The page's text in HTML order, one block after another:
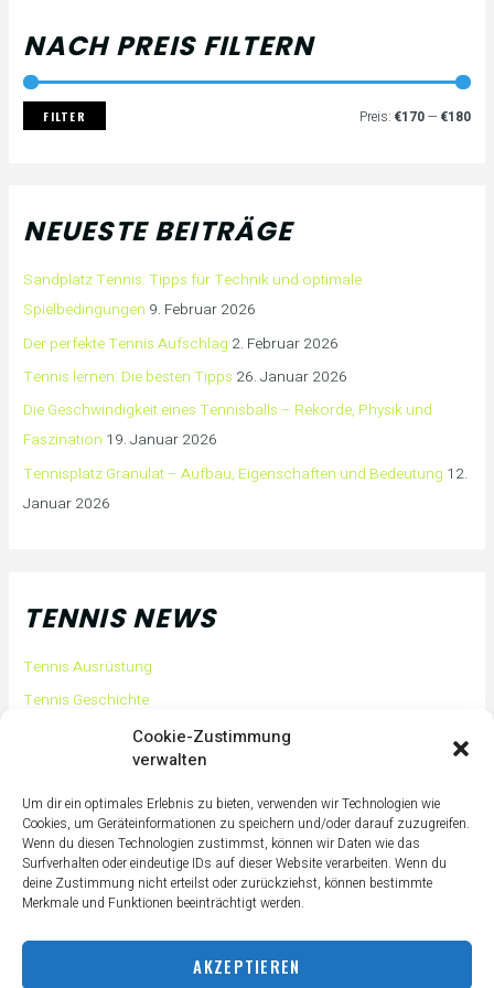
Cookie-Zustimmung
verwalten
Um dir ein optimales Erlebnis zu bieten, verwenden wir Technologien wie
Cookies, um Geräteinformationen zu speichern und/oder darauf zuzugreifen.
Wenn du diesen Technologien zustimmst, können wir Daten wie das
Surfverhalten oder eindeutige IDs auf dieser Website verarbeiten. Wenn du
deine Zustimmung nicht erteilst oder zurückziehst, können bestimmte
Merkmale und Funktionen beeinträchtigt werden.
AKZEPTIEREN
NACH PREIS FILTERN
FILTER Preis: €170— €180
NEUESTE BEITRÄGE
Sandplatz Tennis: Tipps für Technik und optimale
Spielbedingungen 9. Februar 2026
Der perfekte Tennis Aufschlag 2. Februar 2026
Tennis lernen: Die besten Tipps 26. Januar 2026
Die Geschwindigkeit eines Tennisballs – Rekorde, Physik und
Faszination 19. Januar 2026
Tennisplatz Granulat – Aufbau, Eigenschaften und Bedeutung 12.
Januar 2026
TENNIS NEWS
Tennis Ausrüstung
Tennis Geschichte
Tennis Tipps und Tricks
Tennis Training für Anfänger
Tennisass Profis
Tennisbälle
Tennisplatz
Tennisschläger